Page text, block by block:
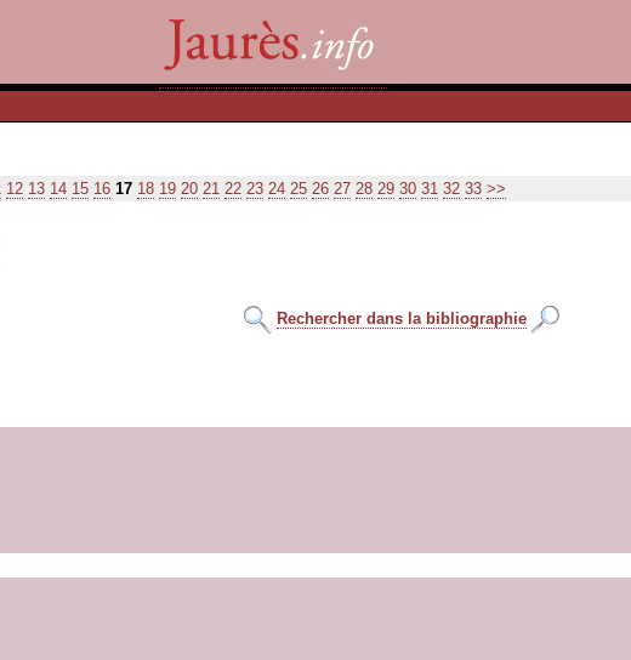
12 13 14 15 16 17 18 19 20 21 22 23 24 25 26 27 28 29 30 31 32 33 >>
Rechercher dans la bibliographie